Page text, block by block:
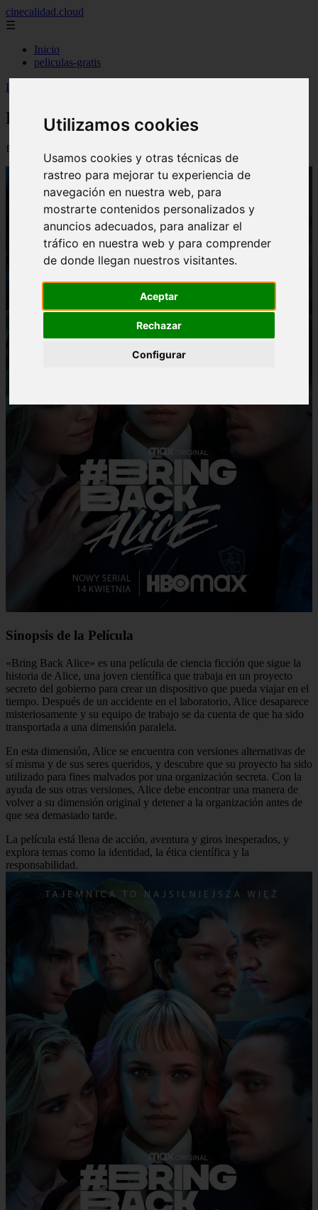
Utilizamos cookies
Usamos cookies y otras técnicas de
rastreo para mejorar tu experiencia de
navegación en nuestra web, para
mostrarte contenidos personalizados y
anuncios adecuados, para analizar el
tráfico en nuestra web y para comprender
de donde llegan nuestros visitantes.
Aceptar
Rechazar
Configurar
cinecalidad.cloud
☰
Inicio
peliculas-gratis
Inicio
Bring Back Alice ᐉ Final Explicado
📅 13/02/2026
Sinopsis de la Película
«Bring Back Alice» es una película de ciencia ficción que sigue la
historia de Alice, una joven científica que trabaja en un proyecto
secreto del gobierno para crear un dispositivo que pueda viajar en el
tiempo. Después de un accidente en el laboratorio, Alice desaparece
misteriosamente y su equipo de trabajo se da cuenta de que ha sido
transportada a una dimensión paralela.
En esta dimensión, Alice se encuentra con versiones alternativas de
sí misma y de sus seres queridos, y descubre que su proyecto ha sido
utilizado para fines malvados por una organización secreta. Con la
ayuda de sus otras versiones, Alice debe encontrar una manera de
volver a su dimensión original y detener a la organización antes de
que sea demasiado tarde.
La película está llena de acción, aventura y giros inesperados, y
explora temas como la identidad, la ética científica y la
responsabilidad.